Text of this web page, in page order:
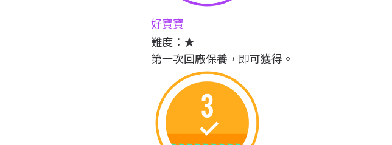
好寶寶
難度：★
第一次回廠保養，即可獲得。